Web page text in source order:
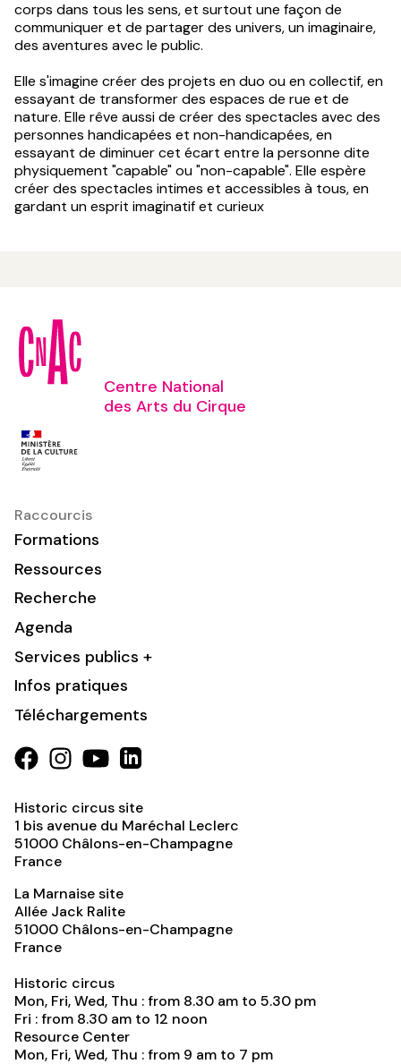
corps dans tous les sens, et surtout une façon de
communiquer et de partager des univers, un imaginaire,
des aventures avec le public.
Elle s'imagine créer des projets en duo ou en collectif, en
essayant de transformer des espaces de rue et de
nature. Elle rêve aussi de créer des spectacles avec des
personnes handicapées et non-handicapées, en
essayant de diminuer cet écart entre la personne dite
physiquement "capable" ou "non-capable". Elle espère
créer des spectacles intimes et accessibles à tous, en
gardant un esprit imaginatif et curieux
Centre National
des Arts du Cirque
Raccourcis
Formations
Ressources
Recherche
Agenda
Services publics +
Infos pratiques
Téléchargements
Historic circus site
1 bis avenue du Maréchal Leclerc
51000 Châlons-en-Champagne
France
La Marnaise site
Allée Jack Ralite
51000 Châlons-en-Champagne
France
Historic circus
Mon, Fri, Wed, Thu : from 8.30 am to 5.30 pm
Fri : from 8.30 am to 12 noon
Resource Center
Mon, Fri, Wed, Thu : from 9 am to 7 pm